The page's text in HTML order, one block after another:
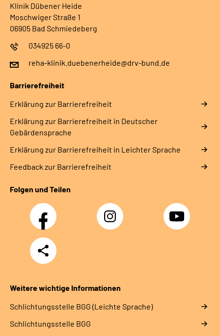
Klinik Dübener Heide
Moschwiger Straße 1
06905 Bad Schmiedeberg
034925 66-0
reha-klinik.duebenerheide@drv-bund.de
Barrierefreiheit
Erklärung zur Barrierefreiheit
Erklärung zur Barrierefreiheit in Deutscher
Gebärdensprache
Erklärung zur Barrierefreiheit in Leichter Sprache
Feedback zur Barrierefreiheit
Folgen und Teilen
Facebook Instagram YouTube
Teilen
Weitere wichtige Informationen
Schlich­tungs­stel­le BGG (Leichte Sprache)
Schlich­tungs­stel­le BGG